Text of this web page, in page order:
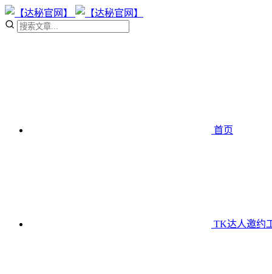
首页
TK达人邀约